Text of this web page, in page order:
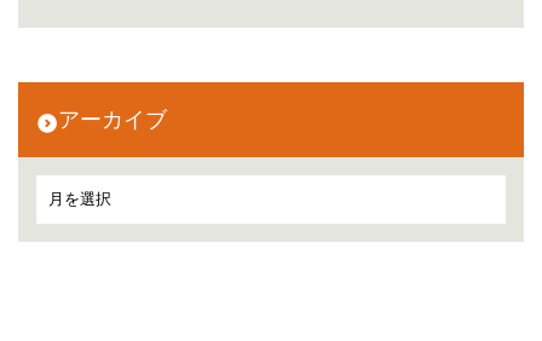
アーカイブ